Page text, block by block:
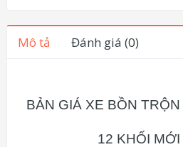
Mô tả Đánh giá (0)
BẢN GIÁ XE BỒN
12 KHỐI